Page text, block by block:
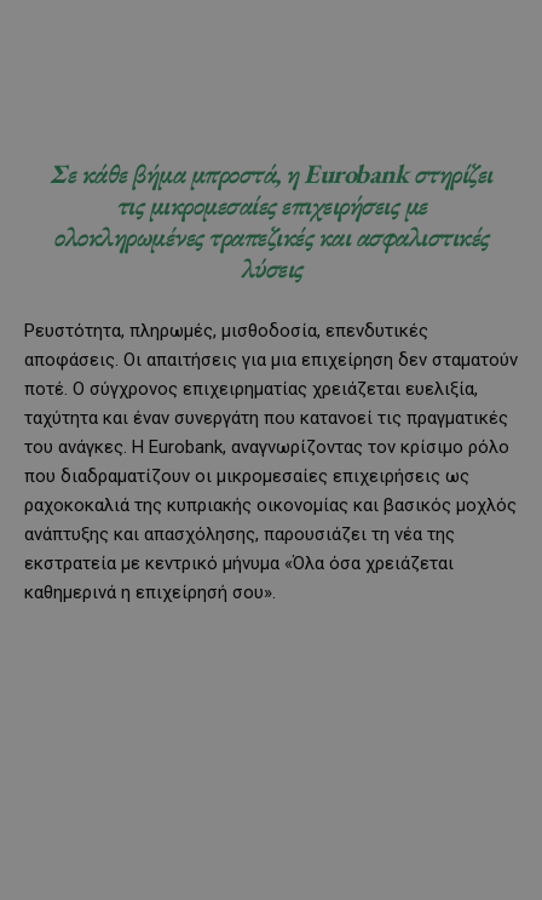
Σε κάθε βήμα μπροστά, η Eurobank στηρίζει
τις μικρομεσαίες επιχειρήσεις με
ολοκληρωμένες τραπεζικές και ασφαλιστικές
λύσεις
Ρευστότητα, πληρωμές, μισθοδοσία, επενδυτικές
αποφάσεις. Οι απαιτήσεις για μια επιχείρηση δεν σταματούν
ποτέ. Ο σύγχρονος επιχειρηματίας χρειάζεται ευελιξία,
ταχύτητα και έναν συνεργάτη που κατανοεί τις πραγματικές
του ανάγκες. Η Eurobank, αναγνωρίζοντας τον κρίσιμο ρόλο
που διαδραματίζουν οι μικρομεσαίες επιχειρήσεις ως
ραχοκοκαλιά της κυπριακής οικονομίας και βασικός μοχλός
ανάπτυξης και απασχόλησης, παρουσιάζει τη νέα της
εκστρατεία με κεντρικό μήνυμα «Όλα όσα χρειάζεται
καθημερινά η επιχείρησή σου».